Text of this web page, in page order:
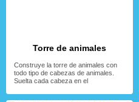
Torre de animales
Construye la torre de animales con
todo tipo de cabezas de animales.
Suelta cada cabeza en el